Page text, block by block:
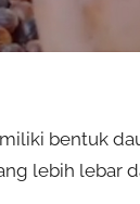
bentuk
lebih lebar